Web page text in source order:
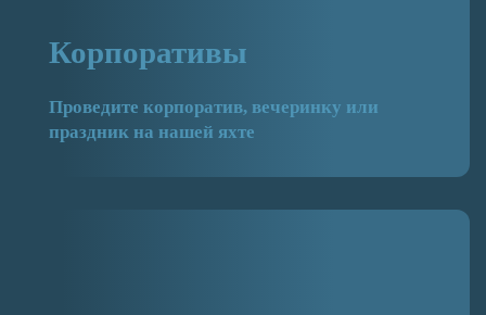
Корпоративы
Проведите корпоратив, вечеринку или
праздник на нашей яхте